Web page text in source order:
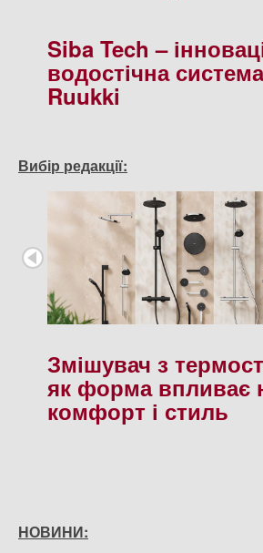
Siba Tech –
водостічна
Ruukki
Вибір редакції:
Змішувач з
як форма впливає
комфорт і стиль
НОВИНИ: